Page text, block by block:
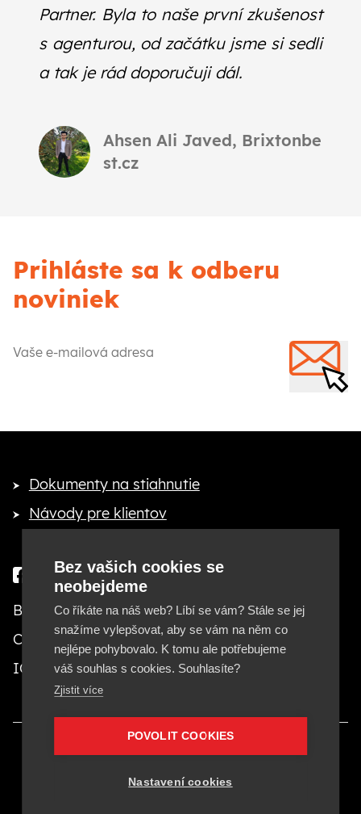
Bez vašich cookies se
neobejdeme
Co říkáte na náš web? Líbí se vám? Stále se jej
snažíme vylepšovat, aby se vám na něm co
nejlépe pohybovalo. K tomu ale potřebujeme
váš souhlas s cookies. Souhlasíte?
Zjistit více
POVOLIT COOKIES
Nastavení cookies
Partner. Byla to naše první zkušenost
s agenturou, od začátku jsme si sedli
a tak je rád doporučuji dál.
Ahsen Ali Javed, Brixtonbe
st.cz
Prihláste sa k odberu
noviniek
Zadejte e-mail pro registraci do newsletteru
Dokumenty na stiahnutie
Návody pre klientov
Besteto marketing, s. r. o.
Cejl 20, 602 00 Brno
IČ: 29380553, DIČ: CZ29380553
Provozovatelom stránok Besteto.sk je Besteto
marketing, s. r. o., IČ 29380553.